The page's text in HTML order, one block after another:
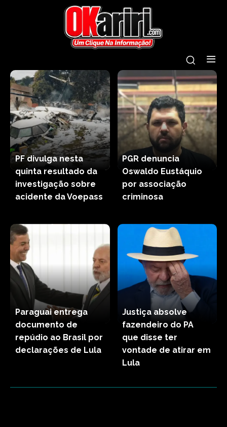
PF divulga nesta
quinta resultado da
investigação sobre
acidente da Voepass
PGR denuncia
Oswaldo Eustáquio
por associação
criminosa
Paraguai entrega
documento de
repúdio ao Brasil por
declarações de Lula
Justiça absolve
fazendeiro do PA
que disse ter
vontade de atirar em
Lula